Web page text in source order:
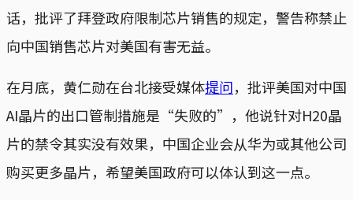
话，批评了拜登政府限制芯片销售的规定，警告称禁止
向中国销售芯片对美国有害无益。
在月底，黄仁勋在台北接受媒体提问，批评美国对中国
AI晶片的出口管制措施是“失败的”，他说针对H20晶
片的禁令其实没有效果，中国企业会从华为或其他公司
购买更多晶片，希望美国政府可以体认到这一点。